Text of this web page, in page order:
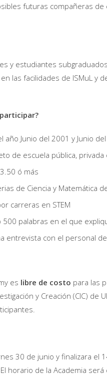
futuras compañeras
y estudiantes
las facilidades de ISMuL y
año Junio del 2001 y Junio
de escuela pública,
ó más
de Ciencia y Matemática
carreras en STEM
palabras en el que
entrevista con el personal
es libre de costo para las
y Creación (CIC)
30 de junio y finalizara
horario de la Academia